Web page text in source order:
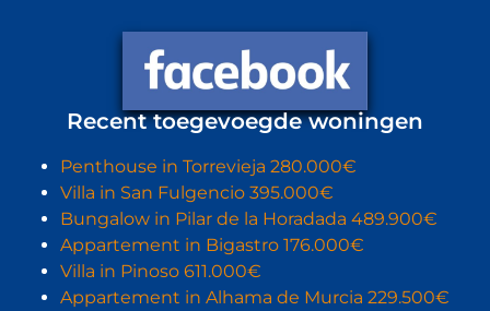
Recent toegevoegde woningen
Penthouse in Torrevieja 280.000€
Villa in San Fulgencio 395.000€
Bungalow in Pilar de la Horadada 489.900€
Appartement in Bigastro 176.000€
Villa in Pinoso 611.000€
Appartement in Alhama de Murcia 229.500€